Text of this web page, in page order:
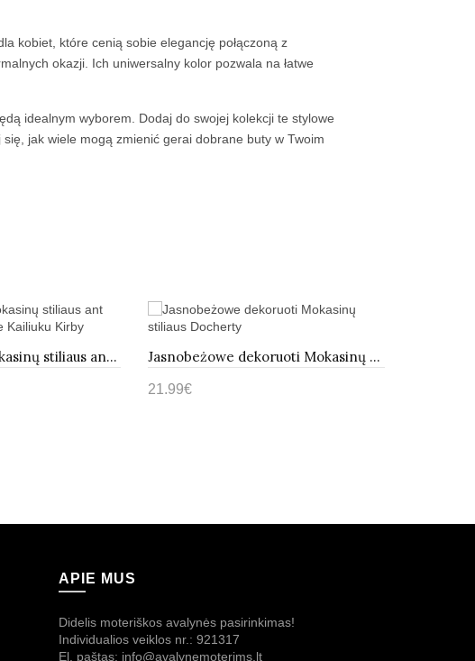
kobiet, które cenią sobie elegancję połączoną z
okazji. Ich uniwersalny kolor pozwala na łatwe
idealnym wyborem. Dodaj do swojej kolekcji te stylowe
jak wiele mogą zmienić gerai dobrane buty w Twoim
Pilkos Spalvos Mokasinų stiliaus ant Platformos ocieplane Kailiuku Kirby Jasnobeżowe dekoruoti Mokasinų stiliaus Docherty
21.99€
APIE MUS
Didelis moteriškos avalynės pasirinkimas!
Individualios veiklos nr.: 921317
El. paštas: info@avalynemoterims.lt